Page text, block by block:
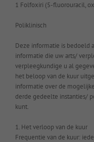
1 Folfoxiri (5-fluorouracil,
Poliklinisch
Deze informatie is bedoeld
informatie die uw arts/
verpleegkundige u al
het beloop van de kuur
informatie over de
derde gedeelte instanties/
kunt.
1. Het verloop van de kuur
Frequentie van de kuur: